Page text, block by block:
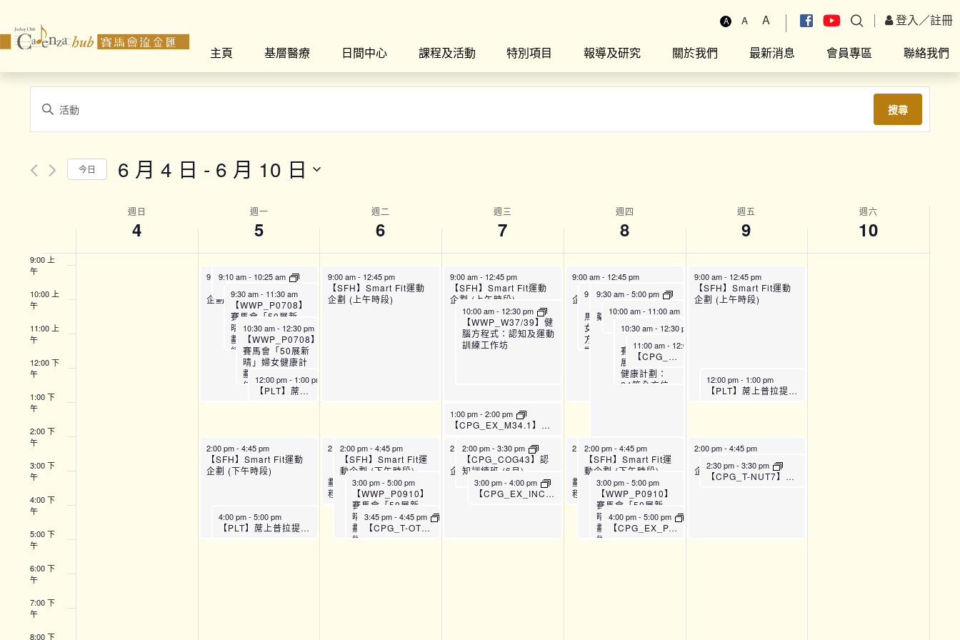
A A A 登入／註冊
主頁
基層醫療 日間中心 課程及活動 特別項目 報導及研究 關於我們 最新消息 會員專區 聯絡我們
Events
Search
and
Views
Navigation
Enter
Events
搜尋
今日 6 月 4 日 - 6 月 10 日
date.
of
Events
週日
4
週一
5
週二
6
週三
7
週四
8
週五
9
週六
10
午
4:00 上
午
午
9:00 上
午
10:00 上
午
11:00 上
午
12:00 下
午
1:00 下
午
2:00 下
午
3:00 下
午
4:00 下
午
5:00 下
午
6:00 下
午
7:00 下
午
8:00 下
9:00 am-12:45 pm
【SFH】Smart Fit運動
企劃 (上午時段)
9:10 am- 10:25 am
9:30 am- 11:30 am
【WWP_P0708】
賽馬會「50展新
晴」婦女健康計
劃： 24節全方位訓
練課程 (第四期) –
P07
10:30 am- 12:30 pm
【WWP_P0708】
賽馬會「50展新
晴」婦女健康計
劃： 24節全方
位訓練課程 (第
四期) – P08
12:00 pm- 1:00 pm
【PLT】蓆上普拉提運動班 (A班)
2:00 pm- 4:45 pm
【SFH】Smart Fit運動
企劃 (下午時段)
4:00 pm- 5:00 pm
【PLT】蓆上普拉提運動班 (C班)
9:00 am- 12:45 pm
【SFH】Smart Fit運動
企劃 (上午時段)
2:00 pm-4:00 pm
【WWP_P0910】賽馬會
「50展新晴」婦女健康計
劃： 24節全方位訓練課
程 (第五期)_P09
2:00 pm-4:45 pm
【SFH】Smart Fit運
動企劃 (下午時段)
3:00 pm-5:00 pm
【WWP_P0910】
賽馬會「50展新
晴」婦女健康計
劃： 24節全方位訓
練課程 (第五
3:45 pm-4:45 pm
【CPG_T-OTH3】牙科講座
9:00 am- 12:45 pm
【SFH】Smart Fit運動
企劃 (上午時段)
10:00 am- 12:30 pm
【WWP_W37/39】健
腦方程式：認知及運動
訓練工作坊
1:00 pm-2:00 pm
【CPG_EX_M34.1】反應速度平衡運動班 (6月A)
2:00 pm-4:45 pm
【SFH】Smart Fit運動
企劃 (下午時段)
2:00 pm-3:30 pm
【CPG_COG43】認
知訓練班 (6月)
3:00 pm-4:00 pm
【CPG_EX_INC33-34.2】骨盆底肌運動班 (6月)
9:00 am- 12:45 pm
【SFH】Smart Fit運動
企劃 (上午時段)
9:30 am-11:30 am
【WWP_P0708】賽
馬會「50展新晴」婦
女健康計劃： 24節全
方位訓練課程 (第四
期) – P07
9:30 am- 5:00 pm
【CPG_PHARM】
藥劑師諮詢服務
10:00 am- 11:00 am
10:30 am- 12:30 pm
【WWP_P0708】
賽馬會「50
展新晴」婦女
健康計劃：
24節全方位
11:00 am- 12:00 pm
【CPG_BDJ9-12】八段錦 (坐式養生)
2:00 pm-4:00 pm
【WWP_P0910】賽馬會
「50展新晴」婦女健康計
劃： 24節全方位訓練課
程 (第五期)_P09
2:00 pm- 4:45 pm
【SFH】Smart Fit運
動企劃 (下午時段)
3:00 pm- 5:00 pm
【WWP_P0910】
賽馬會「50展新
晴」婦女健康計
劃： 24節全方位訓
練課程 (第五
4:00 pm- 5:00 pm
【CPG_EX_PAIN33】運動班 – 痛症管理 (6月)
9:00 am- 12:45 pm
【SFH】Smart Fit運動
企劃 (上午時段)
12:00 pm- 1:00 pm
【PLT】蓆上普拉提運動班 (B班)
2:00 pm- 4:45 pm
【SFH】Smart Fit運動
企劃 (下午時段)
2:30 pm- 3:30 pm
【CPG_T-NUT7】強骨補鈣講座